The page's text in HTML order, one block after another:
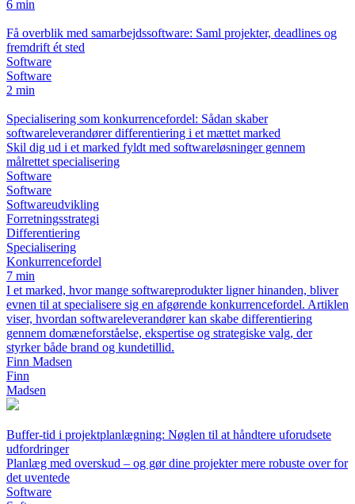
6 min
Få overblik med samarbejdssoftware: Saml projekter, deadlines og
fremdrift ét sted
Software
Software
2 min
Specialisering som konkurrencefordel: Sådan skaber
softwareleverandører differentiering i et mættet marked
Skil dig ud i et marked fyldt med softwareløsninger gennem
målrettet specialisering
Software
Software
Softwareudvikling
Forretningsstrategi
Differentiering
Specialisering
Konkurrencefordel
7 min
I et marked, hvor mange softwareprodukter ligner hinanden, bliver
evnen til at specialisere sig en afgørende konkurrencefordel. Artiklen
viser, hvordan softwareleverandører kan skabe differentiering
gennem domæneforståelse, ekspertise og strategiske valg, der
styrker både brand og kundetillid.
Finn Madsen
Finn
Madsen
Buffer-tid i projektplanlægning: Nøglen til at håndtere uforudsete
udfordringer
Planlæg med overskud – og gør dine projekter mere robuste over for
det uventede
Software